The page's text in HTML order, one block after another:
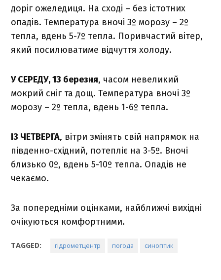
доріг ожеледиця. На сході – без істотних
опадів. Температура вночі 3º морозу – 2º
тепла, вдень 5-7º тепла. Поривчастий вітер,
який посилюватиме відчуття холоду.
У СЕРЕДУ, 13 березня, часом невеликий
мокрий сніг та дощ. Температура вночі 3º
морозу – 2º тепла, вдень 1-6º тепла.
ІЗ ЧЕТВЕРГА, вітри змінять свій напрямок на
південно-східний, потепліє на 3-5º. Вночі
близько 0º, вдень 5-10º тепла. Опадів не
чекаємо.
За попередніми оцінками, найближчі вихідні
очікуються комфортними.
TAGGED: гідрометцентр погода синоптик